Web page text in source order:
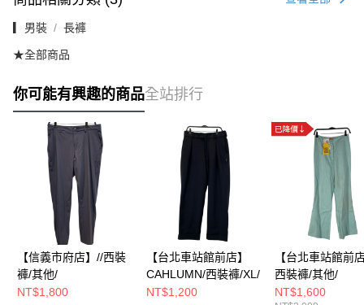
▎男裝 長褲
★全部商品
你可能有興趣的商品全站排行
【信義市府店】//西裝
褲/其他/
NT$1,800
【台北車站館前店】
CAHLUMN/西裝褲/XL/
NT$1,200
【台北車站館前
西裝褲/其他/
NT$1,600